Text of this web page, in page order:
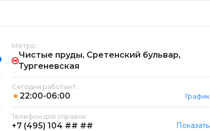
Метро:
Чистые пруды, Сретенский бульвар,
Тургеневская
Сегодня работает:
22:00-06:00 График
Телефон для справок:
+7 (495) 104 ## ## Показать